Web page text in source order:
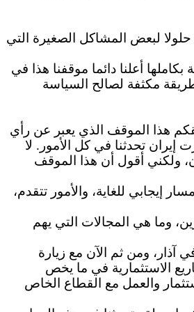
حلولا لبعض المشاكل الصغيرة التي
أعلنا دائما موقفنا هذا في
مكثفة لصالح السياسة
هذا الموقف الذي يعبر عن رأي
تحدثنا في كل الأمور. لا
ولكني أقول أن هذا الموقف
إيجابي للغاية، والأمور تتقدم،
وما هي المجالات التي يهم
آذار، ومن ثم الآن مع زيارة
الاستثمارية في ما يخص
والعمل مع القطاع الخاص